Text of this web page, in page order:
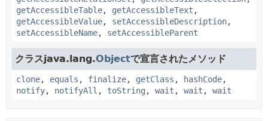
getAccessibleTable, getAccessibleText ,
getAccessibleValue, setAccessibleDescription,
setAccessibleName, setAccessibleParent
クラスjava.lang.Objectで宣言されたメソッド
clone, equals , finalize, getClass , hashCode,
notify, notifyAll , toString , wait , wait , wait